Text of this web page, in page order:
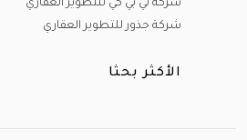
شركة تي بي كي للتطوير العقاري
شركة جذور للتطوير العقاري
الأكثر بحثا